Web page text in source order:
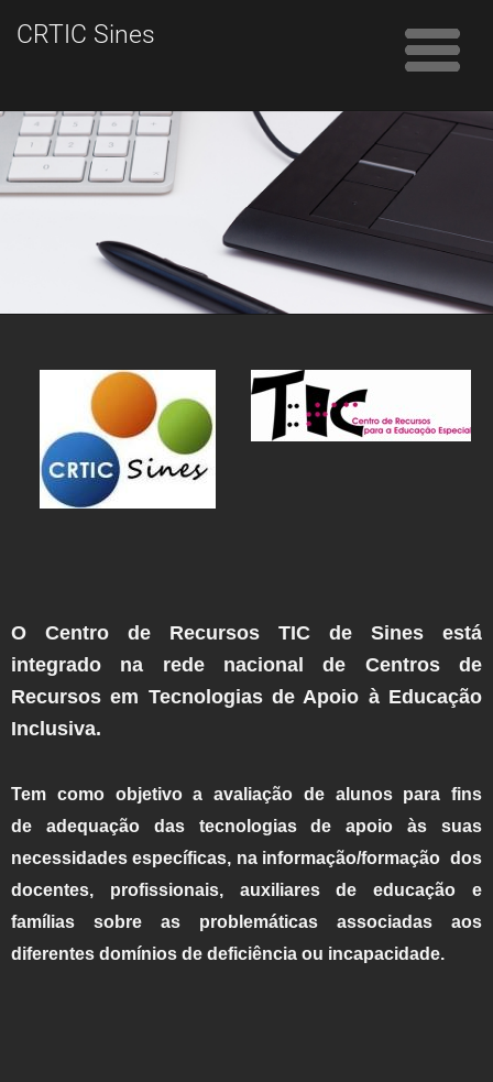
CRTIC Sines
O Centro de Recursos TIC de Sines está
integrado na rede nacional de Centros de
Recursos em Tecnologias de Apoio à Educação
Inclusiva.
Tem como objetivo a avaliação de alunos para fins
de adequação das tecnologias de apoio às suas
necessidades específicas, na informação/formação dos
docentes, profissionais, auxiliares de educação e
famílias sobre as problemáticas associadas aos
diferentes domínios de deficiência ou incapacidade.